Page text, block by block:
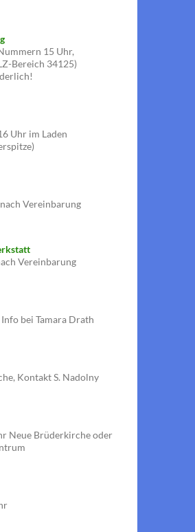
15 Uhr,
Bereich 34125)
Uhr im Laden
Vereinbarung
Vereinbarung
bei Tamara Drath
Kontakt S. Nadolny
Neue Brüderkirche oder